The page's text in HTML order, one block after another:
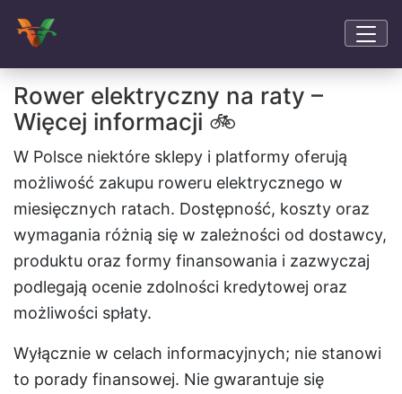
Rower elektryczny na raty –
Więcej informacji 🚲
W Polsce niektóre sklepy i platformy oferują
możliwość zakupu roweru elektrycznego w
miesięcznych ratach. Dostępność, koszty oraz
wymagania różnią się w zależności od dostawcy,
produktu oraz formy finansowania i zazwyczaj
podlegają ocenie zdolności kredytowej oraz
możliwości spłaty.
Wyłącznie w celach informacyjnych; nie stanowi
to porady finansowej. Nie gwarantuje się